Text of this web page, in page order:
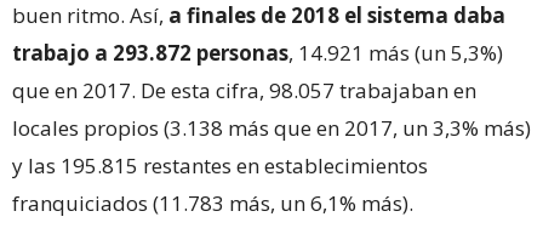
buen ritmo. Así, a finales de 2018 el sistema daba
trabajo a 293.872 personas, 14.921 más (un 5,3%)
que en 2017. De esta cifra, 98.057 trabajaban en
locales propios (3.138 más que en 2017, un 3,3% más)
y las 195.815 restantes en establecimientos
franquiciados (11.783 más, un 6,1% más).